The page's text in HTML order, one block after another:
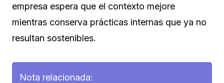
empresa espera que el contexto mejore
mientras conserva prácticas internas que ya no
resultan sostenibles.
Nota relacionada: